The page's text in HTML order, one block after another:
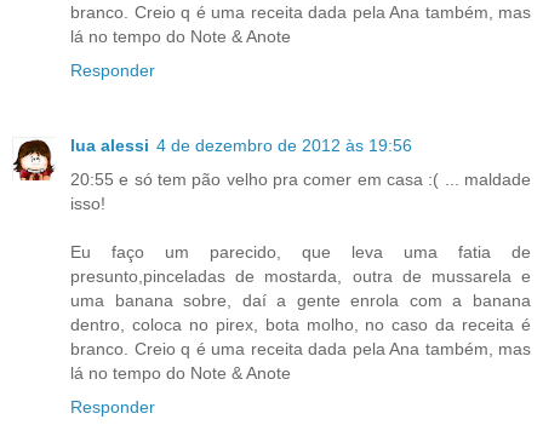
branco. Creio q é uma receita dada pela Ana também, mas
lá no tempo do Note & Anote
Responder
lua alessi 4 de dezembro de 2012 às 19:56
20:55 e só tem pão velho pra comer em casa :( ... maldade
isso!
Eu faço um parecido, que leva uma fatia de
presunto,pinceladas de mostarda, outra de mussarela e
uma banana sobre, daí a gente enrola com a banana
dentro, coloca no pirex, bota molho, no caso da receita é
branco. Creio q é uma receita dada pela Ana também, mas
lá no tempo do Note & Anote
Responder